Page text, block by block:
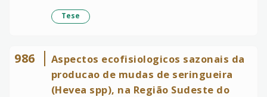
Tese
986
Aspectos ecofisiologicos sazonais da
producao de mudas de seringueira
(Hevea spp), na Região Sudeste do